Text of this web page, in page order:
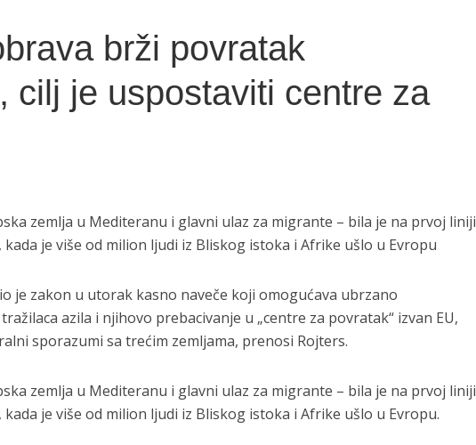
brži povratak
cilj je uspostaviti centre za
zemlja u Mediteranu i glavni ulaz za migrante – bila je na prvoj liniji
je više od milion ljudi iz Bliskog istoka i Afrike ušlo u Evropu
je zakon u utorak kasno naveče koji omogućava ubrzano
azila i njihovo prebacivanje u „centre za povratak“ izvan EU,
sporazumi sa trećim zemljama, prenosi Rojters.
zemlja u Mediteranu i glavni ulaz za migrante – bila je na prvoj liniji
je više od milion ljudi iz Bliskog istoka i Afrike ušlo u Evropu.